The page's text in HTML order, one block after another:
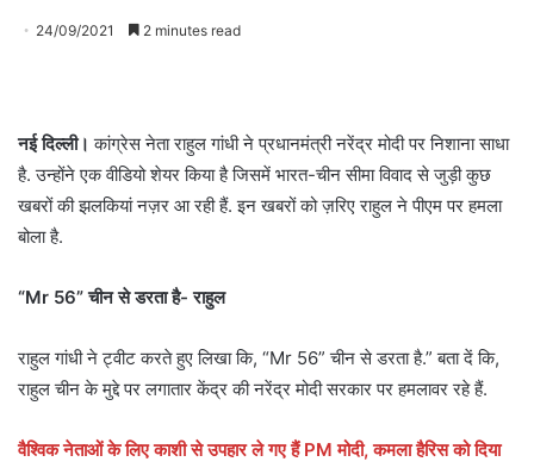
24/09/2021 2 minutes read
नई दिल्ली।कांग्रेस नेता राहुल गांधी ने प्रधानमंत्री नरेंद्र मोदी पर निशाना साधा
है. उन्होंने एक वीडियो शेयर किया है जिसमें भारत-चीन सीमा विवाद से जुड़ी कुछ
खबरों की झलकियां नज़र आ रही हैं. इन खबरों को ज़रिए राहुल ने पीएम पर हमला
बोला है.
“Mr 56” चीन से डरता है- राहुल
राहुल गांधी ने ट्वीट करते हुए लिखा कि, “Mr 56” चीन से डरता है.” बता दें कि,
राहुल चीन के मुद्दे पर लगातार केंद्र की नरेंद्र मोदी सरकार पर हमलावर रहे हैं.
वैश्विक नेताओं के लिए काशी से उपहार ले गए हैं PM मोदी, कमला हैरिस को दिया